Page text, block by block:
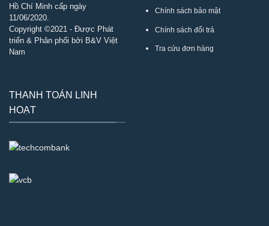
Hồ Chí Minh cấp ngày
11/06/2020.
Copyright ©2021 - Được Phát
triển & Phân phối bởi B&V Việt
Nam
Chính sách bảo mật
Chính sách đổi trả
Tra cứu đơn hàng
THANH TOÁN LINH
HOẠT